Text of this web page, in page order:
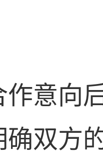
意向
双方